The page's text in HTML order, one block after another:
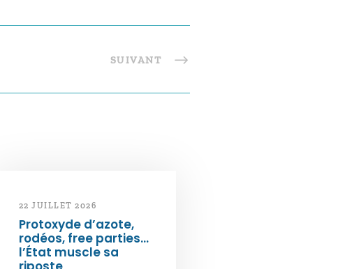
SUIVANT
22 JUILLET 2026
Protoxyde d’azote,
rodéos, free parties…
l’État muscle sa